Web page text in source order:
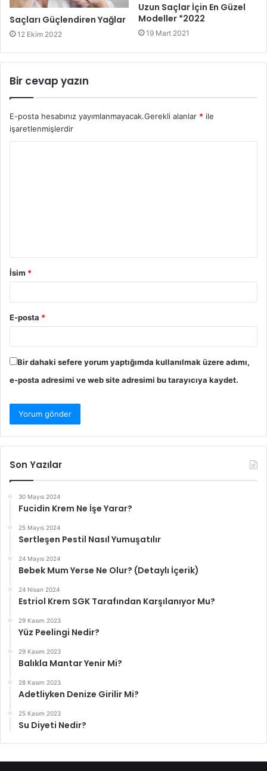
Saçları Güçlendiren Yağlar
12 Ekim 2022
Uzun Saçlar İçin En Güzel
Modeller *2022
19 Mart 2021
Bir cevap yazın
E-posta hesabınız yayımlanmayacak.Gerekli alanlar * ile
işaretlenmişlerdir
İsim *
E-posta *
Bir dahaki sefere yorum yaptığımda kullanılmak üzere adımı,
e-posta adresimi ve web site adresimi bu tarayıcıya kaydet.
Son Yazılar
30 Mayıs 2024
Fucidin Krem Ne İşe Yarar?
25 Mayıs 2024
Sertleşen Pestil Nasıl Yumuşatılır
24 Mayıs 2024
Bebek Mum Yerse Ne Olur? (Detaylı İçerik)
24 Nisan 2024
Estriol Krem SGK Tarafından Karşılanıyor Mu?
29 Kasım 2023
Yüz Peelingi Nedir?
29 Kasım 2023
Balıkla Mantar Yenir Mi?
28 Kasım 2023
Adetliyken Denize Girilir Mi?
25 Kasım 2023
Su Diyeti Nedir?